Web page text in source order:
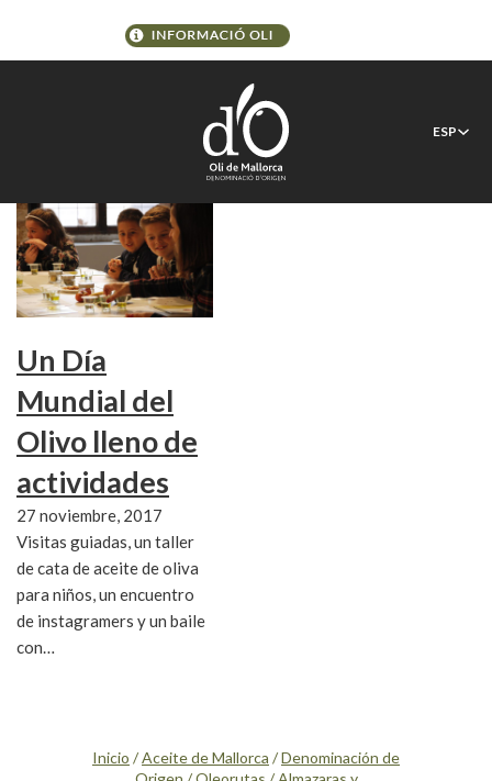
ESP
vermut @es
Un Día
Mundial del
Olivo lleno de
actividades
27 noviembre, 2017
Visitas guiadas, un taller
de cata de aceite de oliva
para niños, un encuentro
de instagramers y un baile
con…
Inicio /Aceite de Mallorca /Denominación de